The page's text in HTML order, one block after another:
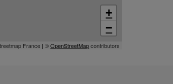
+
−
France | ©OpenStreetMapcontributors